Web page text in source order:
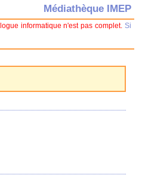
Médiathèque IMEP
informatique n'est pas complet. Si